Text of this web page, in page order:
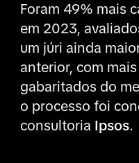
Foram 49% mais
em 2023,
um júri ainda
anterior, com
gabaritados do
o processo foi
consultoria Ipsos.